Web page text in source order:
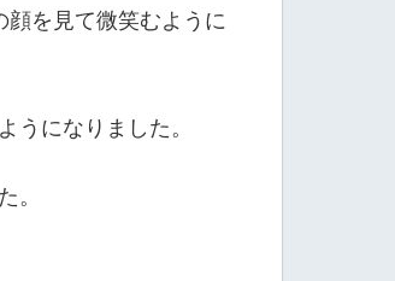
を見て微笑むように
うになりました。
。